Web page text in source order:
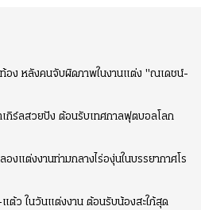
ง หลังคนจับผิดภาพในงานแต่ง "ณเดชน์-
กิร์ลสวยปัง ต้อนรับเทศกาลฟุตบอลโลก
แต่งงานท่ามกลางไร่องุ่นในบรรยากาศโร
ต้ว ในวันแต่งงาน ต้อนรับน้องสะใภ้สุด